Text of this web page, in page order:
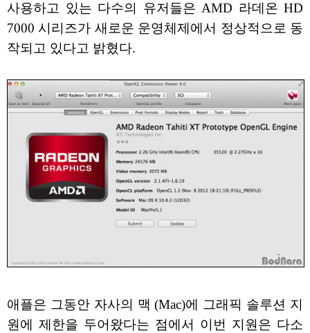
사용하고 있는 다수의 유저들은 AMD 라데온 HD
7000 시리즈가 새로운 운영체제에서 정상적으로 동
작되고 있다고 밝혔다.
애플은 그동안 자사의 맥 (Mac)에 그래픽 솔루션 지
원에 제한을 두어왔다는 점에서 이번 지원은 다소